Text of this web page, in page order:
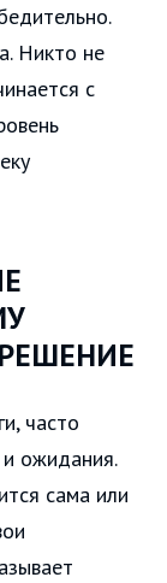
Никто не
с
часто
ожидания.
сама или